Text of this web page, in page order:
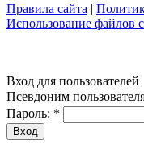
Правила сайта |
Использование файлов
Вход для пользователей
Псевдоним
Пароль: *